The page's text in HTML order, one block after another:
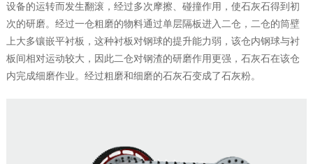
设备的运转而发生翻滚，经过多次摩擦、碰撞作用，使石灰石得到初
次的研磨。经过一仓粗磨的物料通过单层隔板进入二仓，二仓的筒壁
上大多镶嵌平衬板，这种衬板对钢球的提升能力弱，该仓内钢球与衬
板间相对运动较大，因此二仓对钢渣的研磨作用更强，石灰石在该仓
内完成细磨作业。经过粗磨和细磨的石灰石变成了石灰粉。